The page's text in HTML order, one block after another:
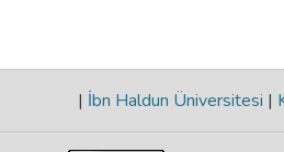
| İbn Haldun Üniversitesi |